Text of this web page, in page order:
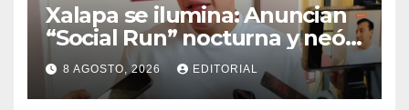
Xalapa se ilumina: Anuncian
“Social Run” nocturna y neón
con DJ’s este 22 de agosto
8 AGOSTO, 2026 EDITORIAL